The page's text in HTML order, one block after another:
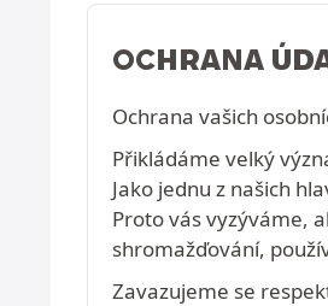
OCHRANA
Ochrana vašich
Přikládáme velký
Jako jednu z našich
Proto vás vyzýváme,
shromažďování,
Zavazujeme se